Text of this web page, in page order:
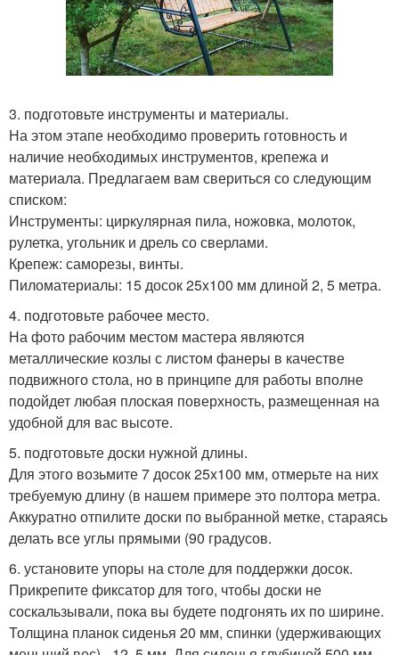
3. подготовьте инструменты и материалы.
На этом этапе необходимо проверить готовность и
наличие необходимых инструментов, крепежа и
материала. Предлагаем вам свериться со следующим
списком:
Инструменты: циркулярная пила, ножовка, молоток,
рулетка, угольник и дрель со сверлами.
Крепеж: саморезы, винты.
Пиломатериалы: 15 досок 25x100 мм длиной 2, 5 метра.
4. подготовьте рабочее место.
На фото рабочим местом мастера являются
металлические козлы с листом фанеры в качестве
подвижного стола, но в принципе для работы вполне
подойдет любая плоская поверхность, размещенная на
удобной для вас высоте.
5. подготовьте доски нужной длины.
Для этого возьмите 7 досок 25x100 мм, отмерьте на них
требуемую длину (в нашем примере это полтора метра.
Аккуратно отпилите доски по выбранной метке, стараясь
делать все углы прямыми (90 градусов.
6. установите упоры на столе для поддержки досок.
Прикрепите фиксатор для того, чтобы доски не
соскальзывали, пока вы будете подгонять их по ширине.
Толщина планок сиденья 20 мм, спинки (удерживающих